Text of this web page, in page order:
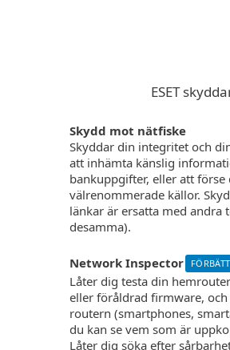
ESET
Skydd mot nätfiske
Skyddar din integritet och
att inhämta känslig
bankuppgifter, eller att
välrenommerade källor.
länkar är ersatta med andra
desamma).
Network Inspector
Låter dig testa din
eller föråldrad firmware,
routern (smartphones,
du kan se vem som är
Låter dig söka efter